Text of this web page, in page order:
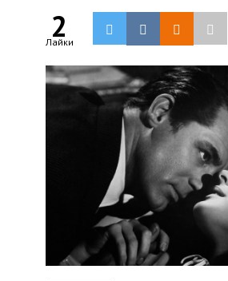
2
Лайки